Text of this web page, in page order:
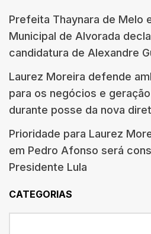
Prefeita Thaynara de Melo
Municipal de Alvorada
candidatura de Alexandre
Laurez Moreira defende
para os negócios e
durante posse da nova
Prioridade para Laurez
em Pedro Afonso será
Presidente Lula
CATEGORIAS